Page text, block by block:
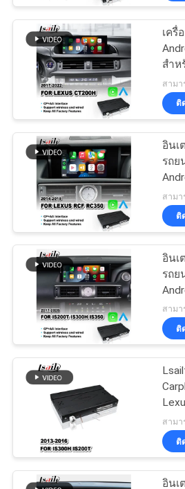
PRIVACY
POLICY
หน้าจอ
Lexus
หน้าจอมัลติมี
รถยนต์
จอแสดงผลมั
ในรถยนต์
เครื่
สําห
สามา
ติ
อินเ
รถย
350
F
สามา
ติ
อินเ
รถย
ควบ
สามา
ติ
สามา
ติ
อินเ